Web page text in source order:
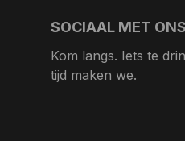
SOCIAAL MET
Kom langs. Iets te
tijd maken we.